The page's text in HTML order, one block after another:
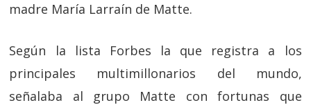
madre María Larraín de Matte.
Según la lista Forbes la que registra a los
principales multimillonarios del mundo,
señalaba al grupo Matte con fortunas que